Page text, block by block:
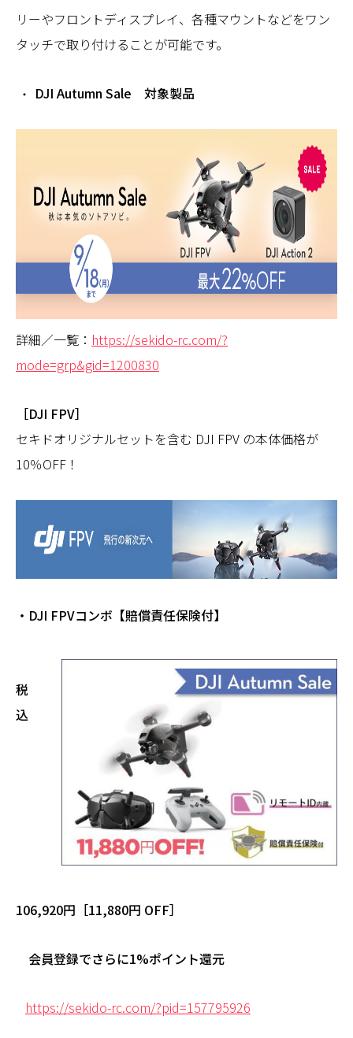
リーやフロントディスプレイ、各種マウントなどをワン
タッチで取り付けることが可能です。
DJI Autumn Sale 対象製品
詳細／一覧： https://sekido-rc.com/?
mode=grp&gid=1200830
［DJI FPV］
セキドオリジナルセットを含む DJI FPV の本体価格が
10％OFF！
・DJI FPVコンボ【賠償責任保険付】
税
込
106,920円［11,880円 OFF］
会員登録でさらに1%ポイント還元
https://sekido-rc.com/?pid=157795926